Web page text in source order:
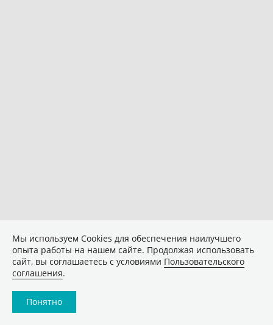
Мы используем Сookies для обеспечения наилучшего
опыта работы на нашем сайте. Продолжая использовать
сайт, вы соглашаетесь с условиями Пользовательского
соглашения.
Понятно